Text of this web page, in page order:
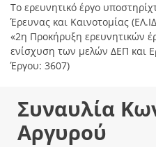
Το ερευνητικό έργο
Έρευνας και Καινοτομίας
«2η Προκήρυξη ερευνητικών
ενίσχυση των μελών ΔΕΠ και
Έργου: 3607)
Συναυλία
Αργυρού